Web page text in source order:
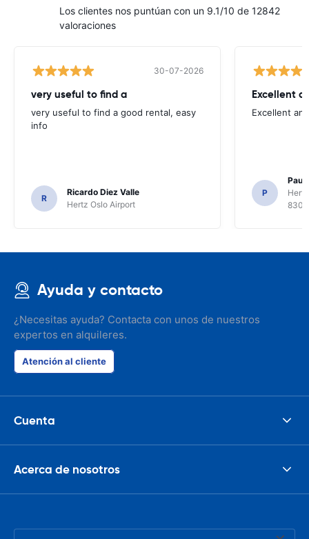
Los clientes nos puntúan con un 9.1/10 de 12842
valoraciones
30-07-2026
very useful to find a
very useful to find a good rental, easy
info
R
Ricardo Diez Valle
Hertz Oslo Airport
Excellent
Excellent
P
Paul
8300
Ayuda y contacto
¿Necesitas ayuda? Contacta con unos de nuestros
expertos en alquileres.
Atención al cliente
Cuenta
Acerca de nosotros